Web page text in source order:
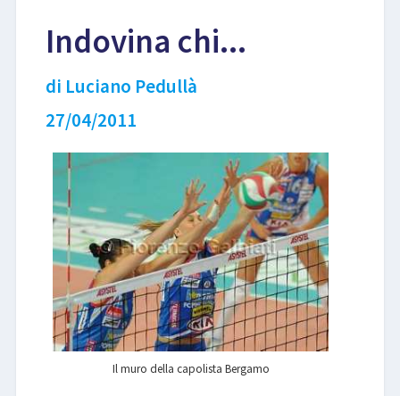
EVENTI
LIBRI
Indovina chi...
di Luciano Pedullà
27/04/2011
Il muro della capolista Bergamo